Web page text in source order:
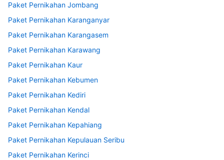
Paket Pernikahan Jombang
Paket Pernikahan Karanganyar
Paket Pernikahan Karangasem
Paket Pernikahan Karawang
Paket Pernikahan Kaur
Paket Pernikahan Kebumen
Paket Pernikahan Kediri
Paket Pernikahan Kendal
Paket Pernikahan Kepahiang
Paket Pernikahan Kepulauan Seribu
Paket Pernikahan Kerinci